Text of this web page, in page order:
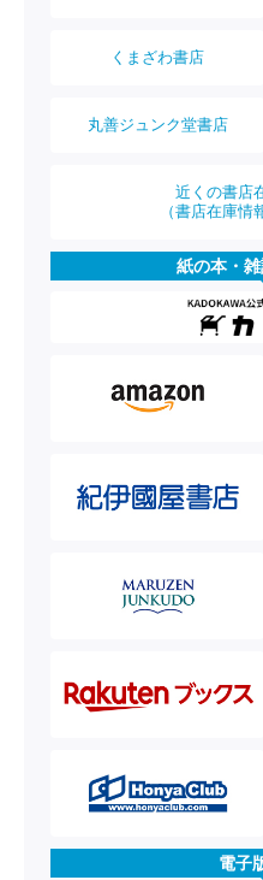
くまざわ書店
丸善ジュンク堂書店
近くの書店
（書店在庫情
紙の本・
電子